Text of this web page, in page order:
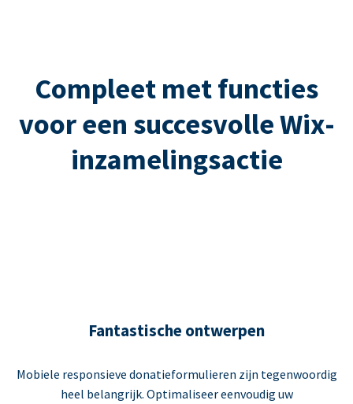
Compleet met functies
voor een succesvolle Wix-
inzamelingsactie
Fantastische ontwerpen
Mobiele responsieve donatieformulieren zijn tegenwoordig
heel belangrijk. Optimaliseer eenvoudig uw